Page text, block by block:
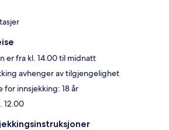
er fra kl. 14.00 til midnatt
avhenger av tilgjengelighet
for innsjekking: 18 år
12.00